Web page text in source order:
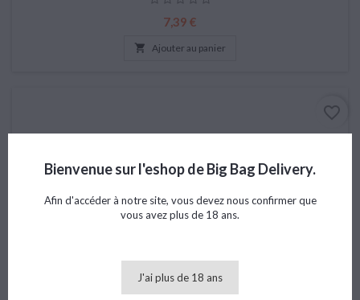
Prix
7,39 €
 Ajouter au panier
favorite_border
Bienvenue sur l'eshop de Big Bag Delivery.
Afin d'accéder à notre site, vous devez nous confirmer que
vous avez plus de 18 ans.
J'ai plus de 18 ans